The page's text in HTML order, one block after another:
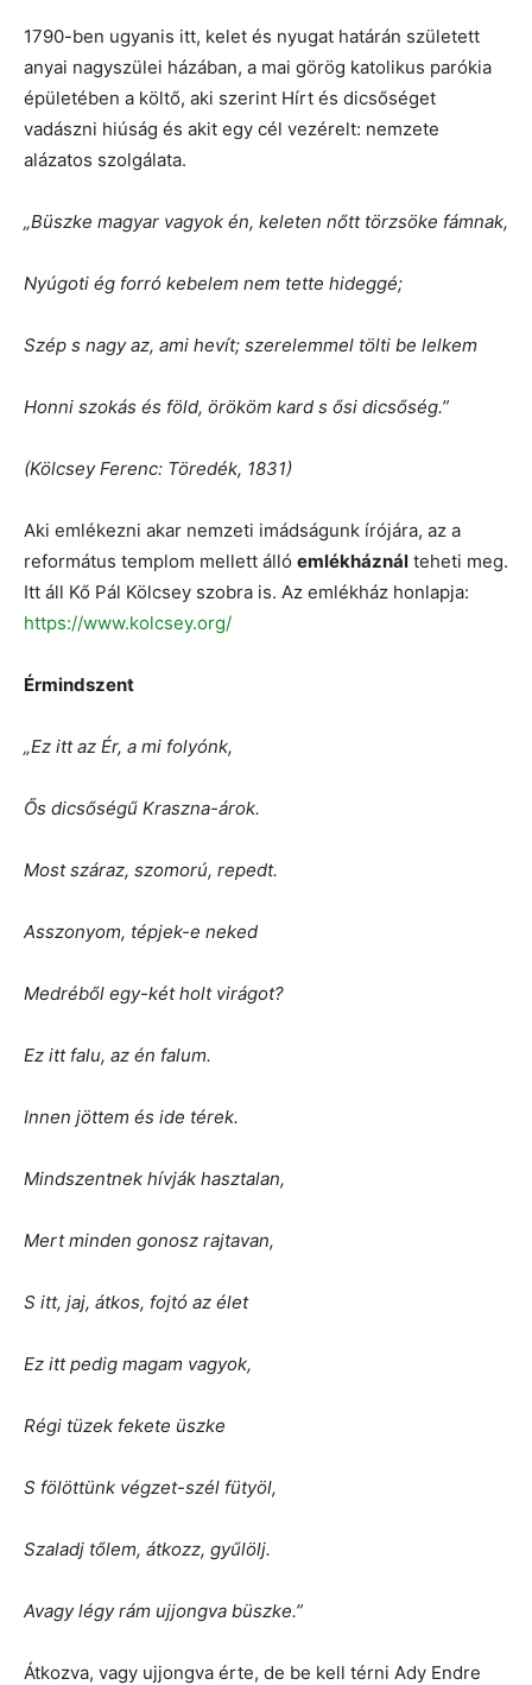
1790-ben ugyanis itt, kelet és nyugat határán született
anyai nagyszülei házában, a mai görög katolikus parókia
épületében a költő, aki szerint Hírt és dicsőséget
vadászni hiúság és akit egy cél vezérelt: nemzete
alázatos szolgálata.
„Büszke magyar vagyok én, keleten nőtt törzsöke fámnak,
Nyúgoti ég forró kebelem nem tette hideggé;
Szép s nagy az, ami hevít; szerelemmel tölti be lelkem
Honni szokás és föld, örököm kard s ősi dicsőség.”
(Kölcsey Ferenc: Töredék, 1831)
Aki emlékezni akar nemzeti imádságunk írójára, az a
református templom mellett álló emlékháznál teheti meg.
Itt áll Kő Pál Kölcsey szobra is. Az emlékház honlapja:
https://www.kolcsey.org/
Érmindszent
„Ez itt az Ér, a mi folyónk,
Ős dicsőségű Kraszna-árok.
Most száraz, szomorú, repedt.
Asszonyom, tépjek-e neked
Medréből egy-két holt virágot?
Ez itt falu, az én falum.
Innen jöttem és ide térek.
Mindszentnek hívják hasztalan,
Mert minden gonosz rajtavan,
S itt, jaj, átkos, fojtó az élet
Ez itt pedig magam vagyok,
Régi tüzek fekete üszke
S fölöttünk végzet-szél fütyöl,
Szaladj tőlem, átkozz, gyűlölj.
Avagy légy rám ujjongva büszke.”
Átkozva, vagy ujjongva érte, de be kell térni Ady Endre